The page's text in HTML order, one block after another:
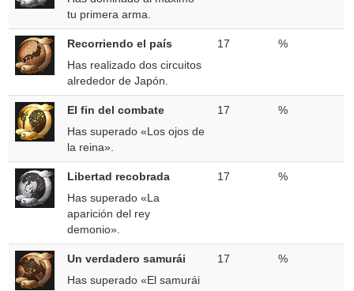
tu primera arma.
Recorriendo el país
Has realizado dos circuitos
alrededor de Japón.
17 %
El fin del combate
Has superado «Los ojos de
la reina».
17 %
Libertad recobrada
Has superado «La
aparición del rey
demonio».
17 %
Un verdadero samurái
Has superado «El samurái
17 %